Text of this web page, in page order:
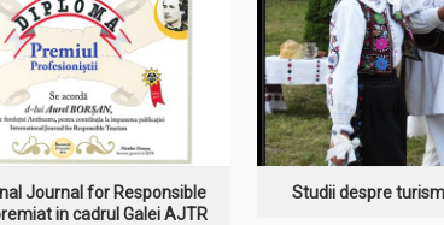
Journal for Responsible
in cadrul Galei AJTR
Studii despre